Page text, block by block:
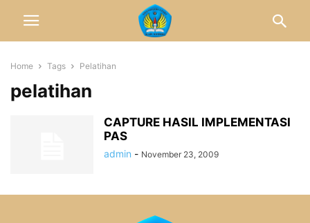
Home Tags Pelatihan
pelatihan
CAPTURE HASIL IMPLEMENTASI
PAS
admin - November 23, 2009